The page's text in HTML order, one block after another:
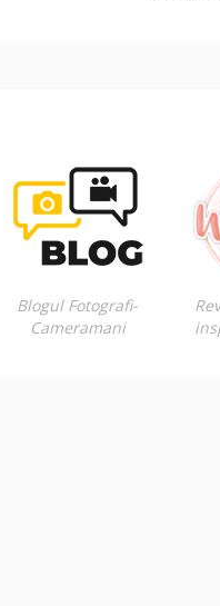
Blogul Fotografi-
Cameramani